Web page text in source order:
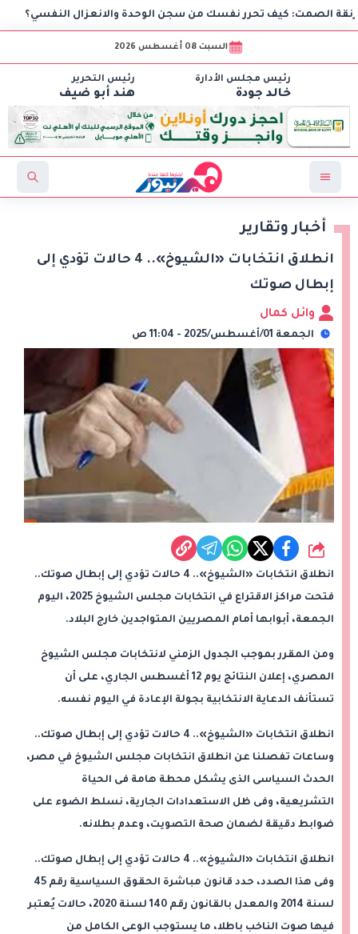
كيف تحرر نفسك من سجن الوحدة والانعزال النفسي؟
السبت 08 أغسطس 2026
رئيس مجلس الأدارة
خالد جودة
رئيس التحرير
هند أبو ضيف
أخبار وتقارير
انطلاق انتخابات «الشيوخ».. 4 حالات تؤدي إلى
إبطال صوتك
وائل كمال
الجمعة 01/أغسطس/2025 - 11:04 ص
شارك
انطلاق انتخابات «الشيوخ».. 4 حالات تؤدي إلى إبطال صوتك..
فتحت مراكز الاقتراع في انتخابات مجلس الشيوخ 2025، اليوم
الجمعة، أبوابها أمام المصريين المتواجدين خارج البلاد.
ومن المقرر بموجب الجدول الزمني لانتخابات مجلس الشيوخ
المصري، إعلان النتائج يوم 12 أغسطس الجاري، على أن
تستأنف الدعاية الانتخابية بجولة الإعادة في اليوم نفسه.
انطلاق انتخابات «الشيوخ».. 4 حالات تؤدي إلى إبطال صوتك..
وساعات تفصلنا عن انطلاق انتخابات مجلس الشيوخ في مصر،
الحدث السياسى الذى يشكل محطة هامة فى الحياة
التشريعية، وفى ظل الاستعدادات الجارية، نسلط الضوء على
ضوابط دقيقة لضمان صحة التصويت، وعدم بطلانه.
انطلاق انتخابات «الشيوخ».. 4 حالات تؤدي إلى إبطال صوتك..
وفى هذا الصدد، حدد قانون مباشرة الحقوق السياسية رقم 45
لسنة 2014 والمعدل بالقانون رقم 140 لسنة 2020، حالات يُعتبر
فيها صوت الناخب باطلا، ما يستوجب الوعى الكامل من